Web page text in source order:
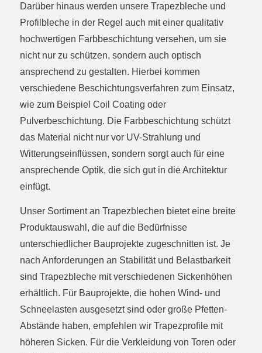
Darüber hinaus werden unsere Trapezbleche und
Profilbleche in der Regel auch mit einer qualitativ
hochwertigen Farbbeschichtung versehen, um sie
nicht nur zu schützen, sondern auch optisch
ansprechend zu gestalten. Hierbei kommen
verschiedene Beschichtungsverfahren zum Einsatz,
wie zum Beispiel Coil Coating oder
Pulverbeschichtung. Die Farbbeschichtung schützt
das Material nicht nur vor UV-Strahlung und
Witterungseinflüssen, sondern sorgt auch für eine
ansprechende Optik, die sich gut in die Architektur
einfügt.
Unser Sortiment an Trapezblechen bietet eine breite
Produktauswahl, die auf die Bedürfnisse
unterschiedlicher Bauprojekte zugeschnitten ist. Je
nach Anforderungen an Stabilität und Belastbarkeit
sind Trapezbleche mit verschiedenen Sickenhöhen
erhältlich. Für Bauprojekte, die hohen Wind- und
Schneelasten ausgesetzt sind oder große Pfetten-
Abstände haben, empfehlen wir Trapezprofile mit
höheren Sicken. Für die Verkleidung von Toren oder